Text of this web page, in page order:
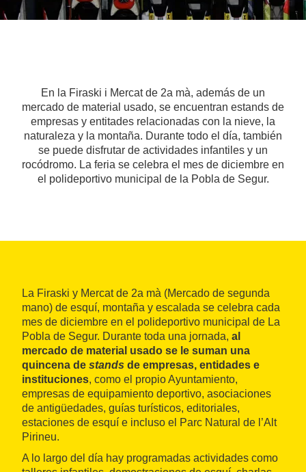
En la Firaski i Mercat de 2a mà, además de un
mercado de material usado, se encuentran estands de
empresas y entitades relacionadas con la nieve, la
naturaleza y la montaña. Durante todo el día, también
se puede disfrutar de actividades infantiles y un
rocódromo. La feria se celebra el mes de diciembre en
el polideportivo municipal de la Pobla de Segur.
La Firaski y Mercat de 2a mà (Mercado de segunda
mano) de esquí, montaña y escalada se celebra cada
mes de diciembre en el polideportivo municipal de La
Pobla de Segur. Durante toda una jornada, al
mercado de material usado se le suman una
quincena de stands de empresas, entidades e
instituciones, como el propio Ayuntamiento,
empresas de equipamiento deportivo, asociaciones
de antigüedades, guías turísticos, editoriales,
estaciones de esquí e incluso el Parc Natural de l’Alt
Pirineu.
A lo largo del día hay programadas actividades como